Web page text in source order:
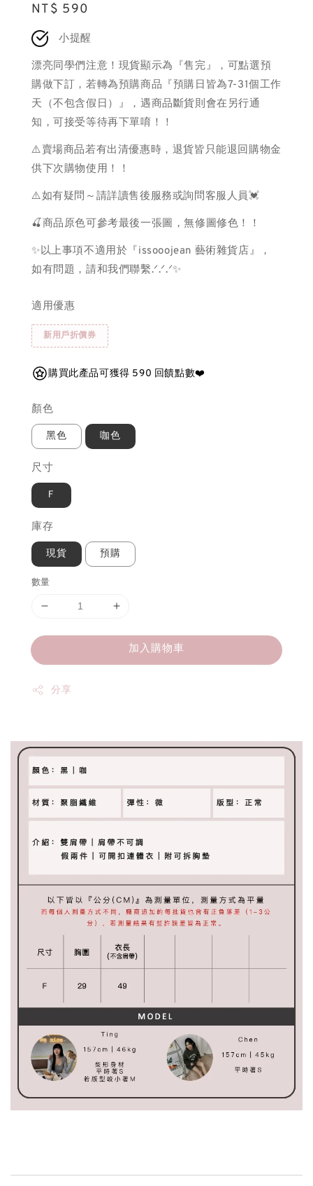
Regular
price
NT$ 590
小提醒
漂亮同學們注意！現貨顯示為『售完』，可點選預
購做下訂，若轉為預購商品『預購日皆為7-31個工作
天（不包含假日）』，遇商品斷貨則會在另行通
知，可接受等待再下單唷！！
⚠️賣場商品若有出清優惠時，退貨皆只能退回購物金
供下次購物使用！！
⚠️如有疑問～請詳讀售後服務或詢問客服人員💓
🍒商品原色可參考最後一張圖，無修圖修色！！
✨以上事項不適用於『issooojean 藝術雜貨店』，
如有問題，請和我們聯繫.ᐟ.ᐟ.ᐟ✨
適用優惠
新用戶折價券
購買此產品可獲得 590 回饋點數❤️
顏色
黑色 咖色
尺寸
Ｆ
庫存
現貨 預購
數量
加入購物車
分享